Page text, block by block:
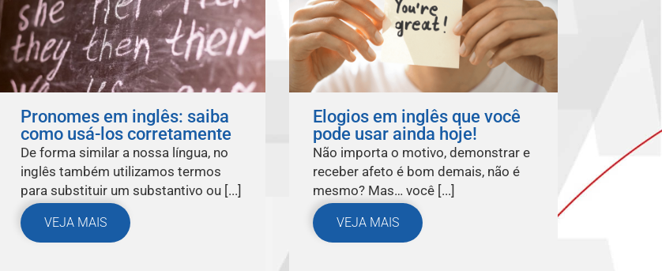
Pronomes em inglês: saiba
como usá-los corretamente
De forma similar a nossa língua, no
inglês também utilizamos termos
para substituir um substantivo ou [...]
VEJA MAIS
Elogios em inglês que você
pode usar ainda hoje!
Não importa o motivo, demonstrar e
receber afeto é bom demais, não é
mesmo? Mas… você [...]
VEJA MAIS